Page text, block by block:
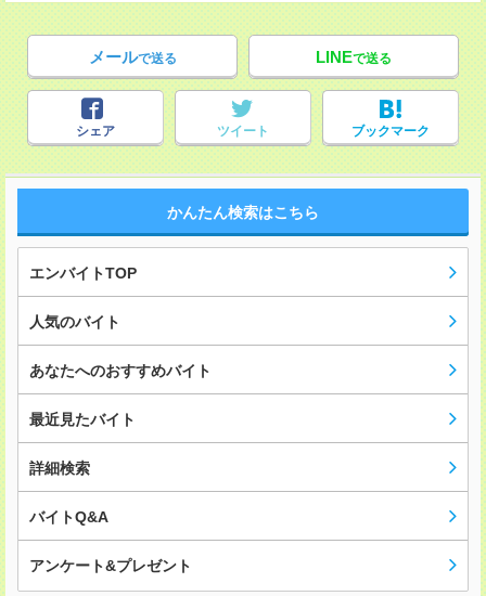
メールで送る LINEで送る
シェア ツイート ブックマーク
かんたん検索はこちら
エンバイトTOP
人気のバイト
あなたへのおすすめバイト
最近見たバイト
詳細検索
バイトQ&A
アンケート&プレゼント